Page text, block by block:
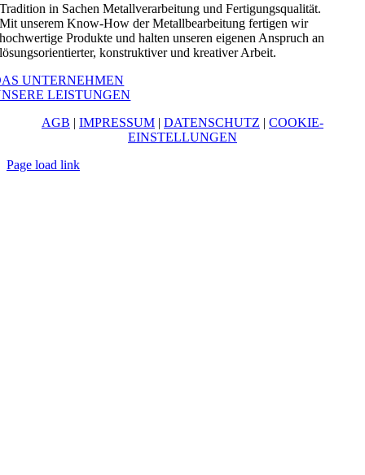
Tradition in Sachen Metall­ver­ar­beitung und Ferti­gungs­qua­lität.
Mit unserem Know-How der Metall­be­ar­beitung fertigen wir
hochwertige Produkte und halten unseren eigenen Anspruch an
lösungs­ori­en­tierter, konstruk­tiver und kreativer Arbeit.
UNTERNEHMEN
LEISTUNGEN
AGB | IMPRESSUM | DATENSCHUTZ | COOKIE-
EINSTELLUNGEN
Page load link